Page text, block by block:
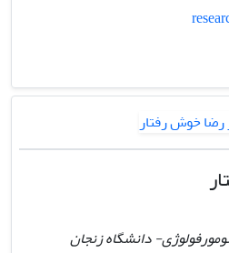
دانشگاه زنجان